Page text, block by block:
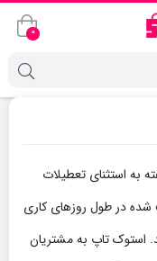
0
به استثنای تعطیلات
در طول روزهای کاری
استوک تاپ به مشتریان